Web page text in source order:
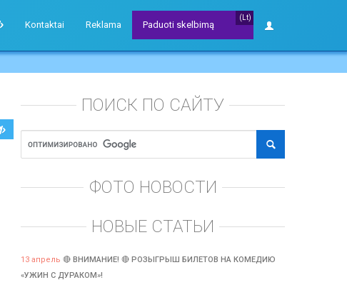
Kontaktai Reklama
(Lt)
Paduoti skelbimą
ПОИСК ПО САЙТУ
ФОТО НОВОСТИ
НОВЫЕ СТАТЬИ
13 апрель 🔴 ВНИМАНИЕ! 🔴 РОЗЫГРЫШ БИЛЕТОВ НА КОМЕДИЮ
«УЖИН С ДУРАКОМ»!